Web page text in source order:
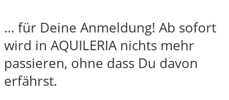
… für Deine Anmeldung! Ab sofort
wird in AQUILERIA nichts mehr
passieren, ohne dass Du davon
erfährst.